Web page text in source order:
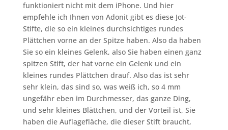
funktioniert nicht mit dem iPhone. Und hier
empfehle ich Ihnen von Adonit gibt es diese Jot-
Stifte, die so ein kleines durchsichtiges rundes
Plättchen vorne an der Spitze haben. Also da haben
Sie so ein kleines Gelenk, also Sie haben einen ganz
spitzen Stift, der hat vorne ein Gelenk und ein
kleines rundes Plättchen drauf. Also das ist sehr
sehr klein, das sind so, was weiß ich, so 4 mm
ungefähr eben im Durchmesser, das ganze Ding,
und sehr kleines Blättchen, und der Vorteil ist, Sie
haben die Auflagefläche, die dieser Stift braucht,